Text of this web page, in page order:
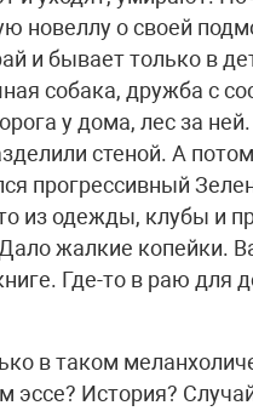
новеллу о своей
и бывает только в
собака, дружба с
у дома, лес за
стеной. А
прогрессивный
из одежды, клубы и
жалкие копейки.
Где-то в раю для
в таком
эссе? История?